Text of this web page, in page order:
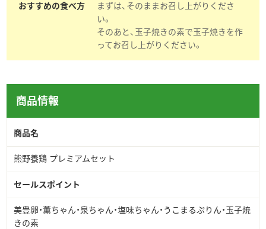
おすすめの食べ方
まずは、そのままお召し上がりくださ
い。
そのあと、玉子焼きの素で玉子焼きを作
ってお召し上がりください。
商品情報
商品名
熊野養鶏 プレミアムセット
セールスポイント
美豊卵・薫ちゃん・泉ちゃん・塩味ちゃん・うこまるぷりん・玉子焼
きの素